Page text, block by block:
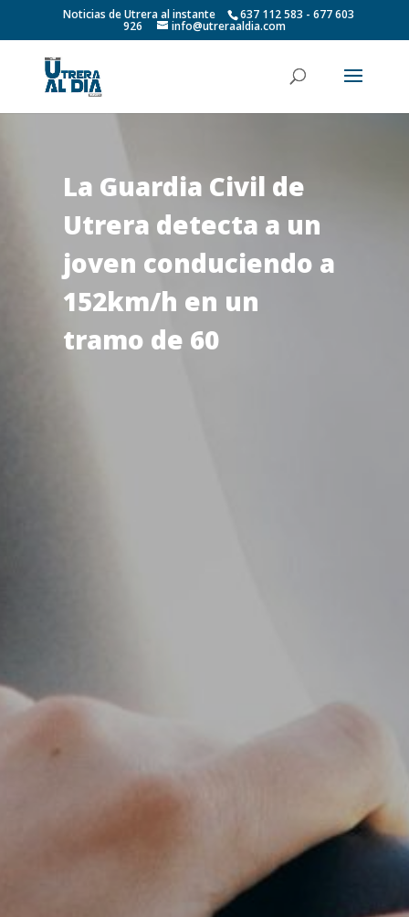
Noticias de Utrera al instante 637 112 583 - 677 603
926 info@utreraaldia.com
La Guardia Civil de
Utrera detecta a un
joven conduciendo a
152km/h en un
tramo de 60